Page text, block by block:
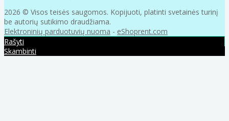
2026 © Visos teisės saugomos. Kopijuoti, platinti svetainės turinį
be autorių sutikimo draudžiama.
Elektroninių parduotuvių nuoma - eShoprent.com
Rašyti
Skambinti